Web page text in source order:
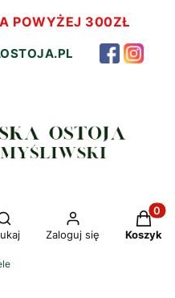
POWYŻEJ 300ZŁ
Otwórz wyszukiwarkę
Zaloguj się Koszyk